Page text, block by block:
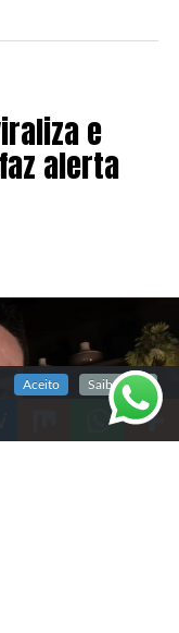
e
alerta
Aceito Saiba mais